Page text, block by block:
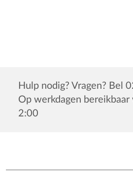
Hulp nodig? Vragen? Bel
Op werkdagen
2:00